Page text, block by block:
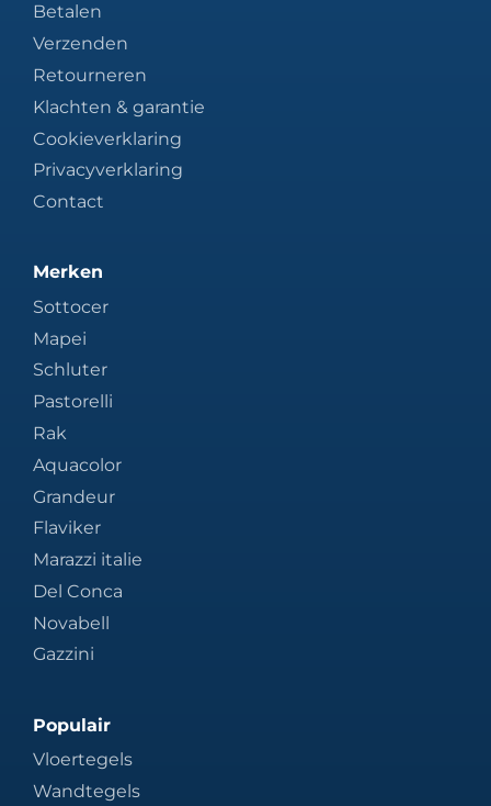
Betalen
Verzenden
Retourneren
Klachten & garantie
Cookieverklaring
Privacyverklaring
Contact
Merken
Sottocer
Mapei
Schluter
Pastorelli
Rak
Aquacolor
Grandeur
Flaviker
Marazzi italie
Del Conca
Novabell
Gazzini
Populair
Vloertegels
Wandtegels